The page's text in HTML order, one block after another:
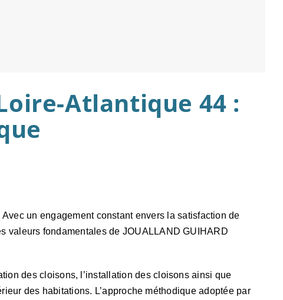
Atlantique 44 :
un engagement constant envers la satisfaction de
valeurs fondamentales de JOUALLAND GUIHARD
des cloisons, l’installation des cloisons ainsi que
des habitations. L’approche méthodique adoptée par